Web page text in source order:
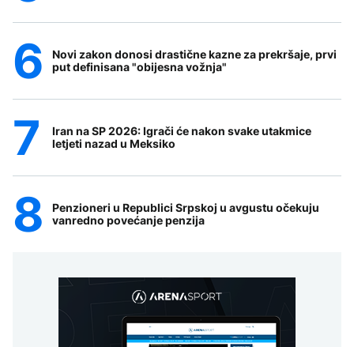
Novi zakon donosi drastične kazne za prekršaje, prvi
put definisana "obijesna vožnja"
Iran na SP 2026: Igrači će nakon svake utakmice
letjeti nazad u Meksiko
Penzioneri u Republici Srpskoj u avgustu očekuju
vanredno povećanje penzija